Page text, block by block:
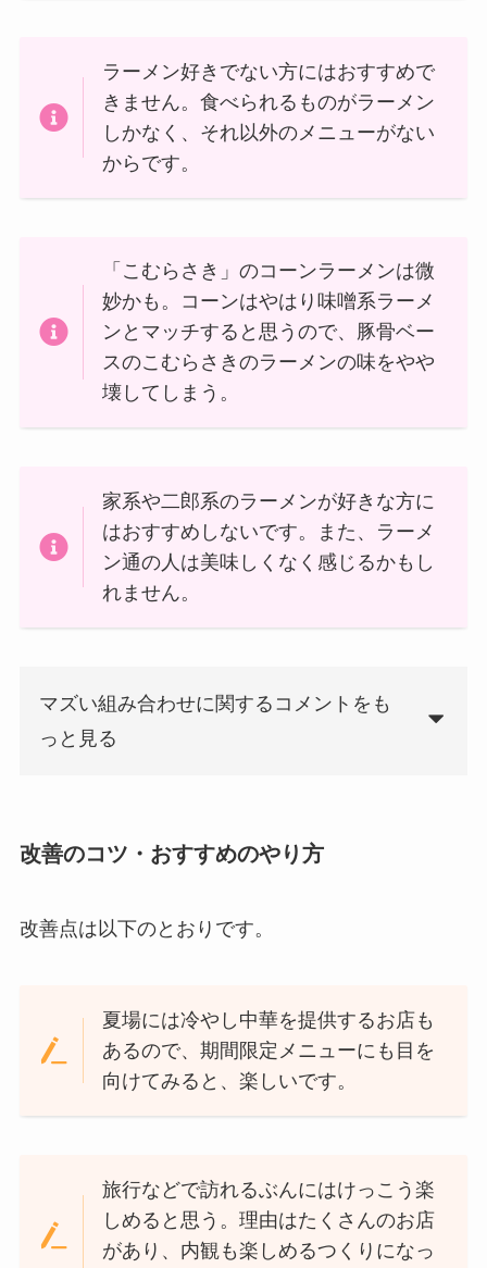
ラーメン好きでない方にはおすすめで
きません。食べられるものがラーメン
しかなく、それ以外のメニューがない
からです。
「こむらさき」のコーンラーメンは微
妙かも。コーンはやはり味噌系ラーメ
ンとマッチすると思うので、豚骨ベー
スのこむらさきのラーメンの味をやや
壊してしまう。
家系や二郎系のラーメンが好きな方に
はおすすめしないです。また、ラーメ
ン通の人は美味しくなく感じるかもし
れません。
マズい組み合わせに関するコメントをも
っと見る
改善のコツ・おすすめのやり方
改善点は以下のとおりです。
夏場には冷やし中華を提供するお店も
あるので、期間限定メニューにも目を
向けてみると、楽しいです。
旅行などで訪れるぶんにはけっこう楽
しめると思う。理由はたくさんのお店
があり、内観も楽しめるつくりになっ